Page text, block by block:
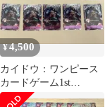
¥4,500
カイドウ：ワンピース
カードゲーム1st
ANNIVERSA10枚